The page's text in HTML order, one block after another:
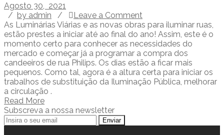
Agosto 30, 2021
/ by admin /
Leave a Comment
As Luminárias Viárias e as novas obras para iluminar ruas,
estão prestes a iniciar até ao final do ano! Assim, este é o
momento certo para conhecer as necessidades do
mercado e começar já a programar a compra dos
candeeiros de rua Philips. Os dias estão a ficar mais
pequenos. Como tal, agora é a altura certa para iniciar os
trabalhos de substituição da Iluminação Pública, melhorar
a circulação .
Read More
Subscreva a nossa newsletter